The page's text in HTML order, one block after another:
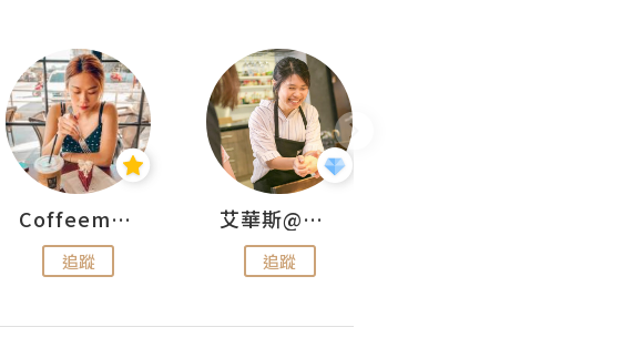
Coffeemeetjojo
追蹤
艾華斯@鄭大小姐工房
追蹤